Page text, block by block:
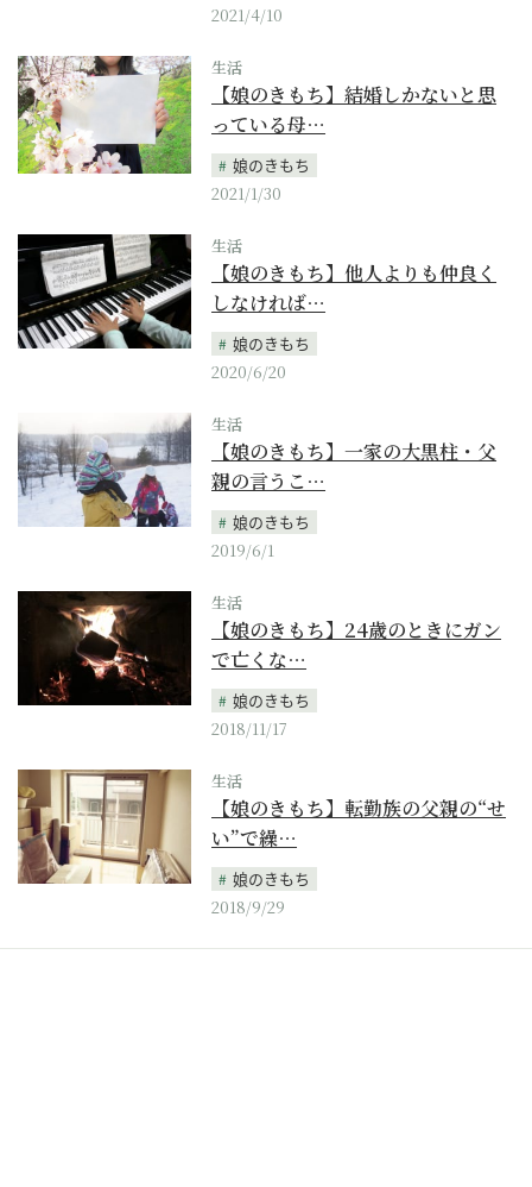
2021/4/10
生活
【娘のきもち】結婚しかないと思
っている母…
娘のきもち
2021/1/30
生活
【娘のきもち】他人よりも仲良く
しなければ…
娘のきもち
2020/6/20
生活
【娘のきもち】一家の大黒柱・父
親の言うこ…
娘のきもち
2019/6/1
生活
【娘のきもち】24歳のときにガン
で亡くな…
娘のきもち
2018/11/17
生活
【娘のきもち】転勤族の父親の“せ
い”で繰…
娘のきもち
2018/9/29